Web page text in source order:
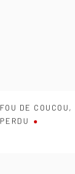
FOU DE COUCOU ,
PERDU